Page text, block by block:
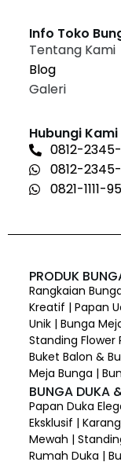
Info Toko
Tentang Kami
Blog
Galeri
Hubungi Kami
0812-
0812-
0821-1111-
PRODUK
Rangkaian
Kreatif | Papan
Unik | Bunga
Standing Flower
Buket Balon &
Meja Bunga |
BUNGA DUKA
Papan Duka
Eksklusif |
Mewah |
Rumah Duka |